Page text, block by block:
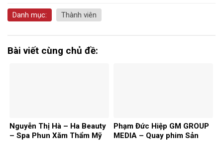
Danh mục: Thành viên
Bài viết cùng chủ đề:
Nguyễn Thị Hà – Ha Beauty
– Spa Phun Xăm Thẩm Mỹ
Phạm Đức Hiệp GM GROUP
MEDIA – Quay phim Sản